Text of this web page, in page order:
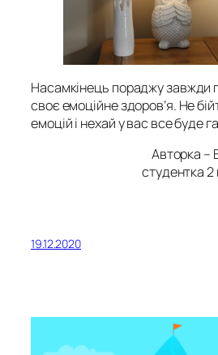
Насамкінець пораджу завжди
своє емоційне здоров’я. Не
емоцій і нехай у вас все буде
Авторка –
студентка 2
19.12.2020